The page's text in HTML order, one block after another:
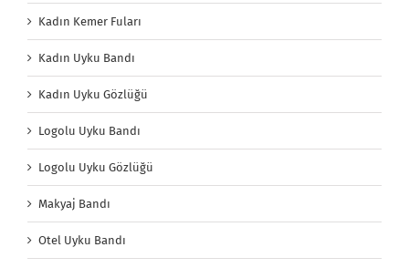
Kadın Kemer Fuları
Kadın Uyku Bandı
Kadın Uyku Gözlüğü
Logolu Uyku Bandı
Logolu Uyku Gözlüğü
Makyaj Bandı
Otel Uyku Bandı